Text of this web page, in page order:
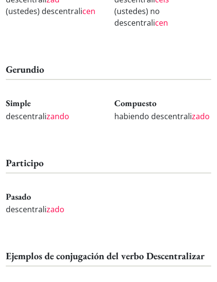
(ustedes) descentralicen
(ustedes) no
descentralicen
Gerundio
Simple
descentralizando
Compuesto
habiendo descentralizado
Participo
Pasado
descentralizado
Ejemplos de conjugación del verbo Descentralizar